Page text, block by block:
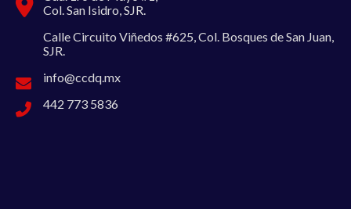
Col. San Isidro, SJR.
Calle Circuito Viñedos #625, Col. Bosques de San Juan,
SJR.
info@ccdq.mx
442 773 5836